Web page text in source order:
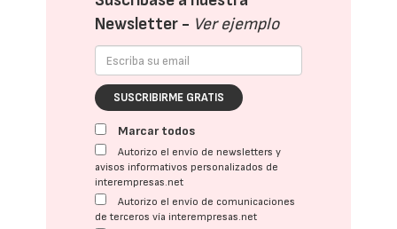
Newsletter - Ver ejemplo
SUSCRIBIRME GRATIS
Marcar todos
Autorizo el envío de newsletters y
avisos informativos personalizados de
interempresas.net
Autorizo el envío de comunicaciones
de terceros vía interempresas.net